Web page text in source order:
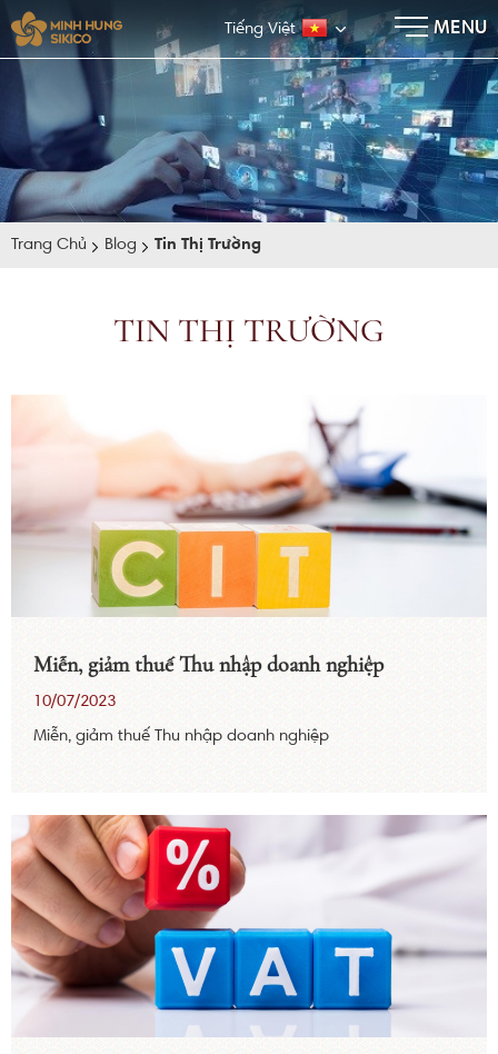
Tiếng Việt MENU
×
Trang Chủ Blog Tin Thị Trường
TIN THỊ TRƯỜNG
Miễn, giảm thuế Thu nhập doanh nghiệp
10/07/2023
Miễn, giảm thuế Thu nhập doanh nghiệp